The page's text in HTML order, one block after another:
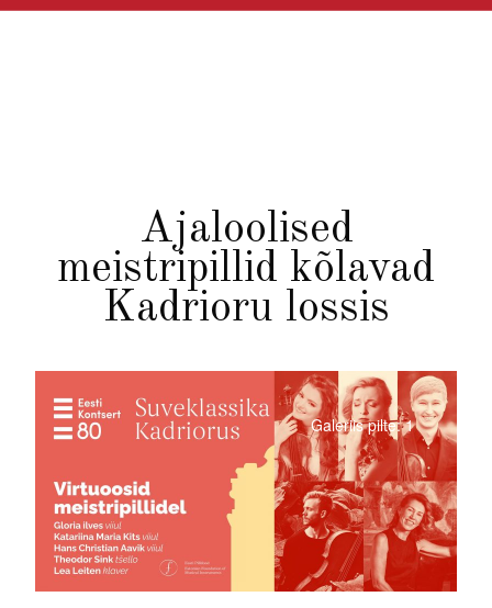
Ajaloolised
meistripillid kõlavad
Kadrioru lossis
Galeriis pilte: 1